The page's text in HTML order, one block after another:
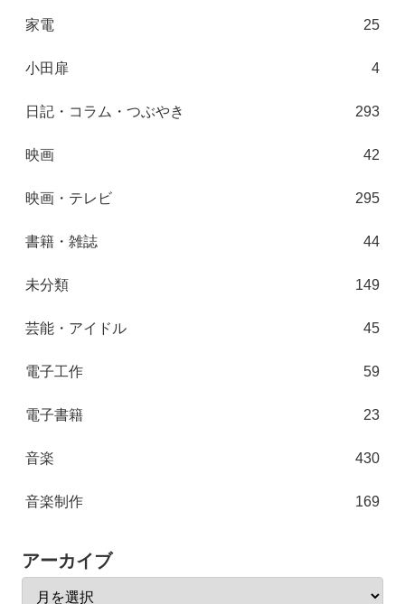
家電 25
小田扉 4
日記・コラム・つぶやき 293
映画 42
映画・テレビ 295
書籍・雑誌 44
未分類 149
芸能・アイドル 45
電子工作 59
電子書籍 23
音楽 430
音楽制作 169
アーカイブ